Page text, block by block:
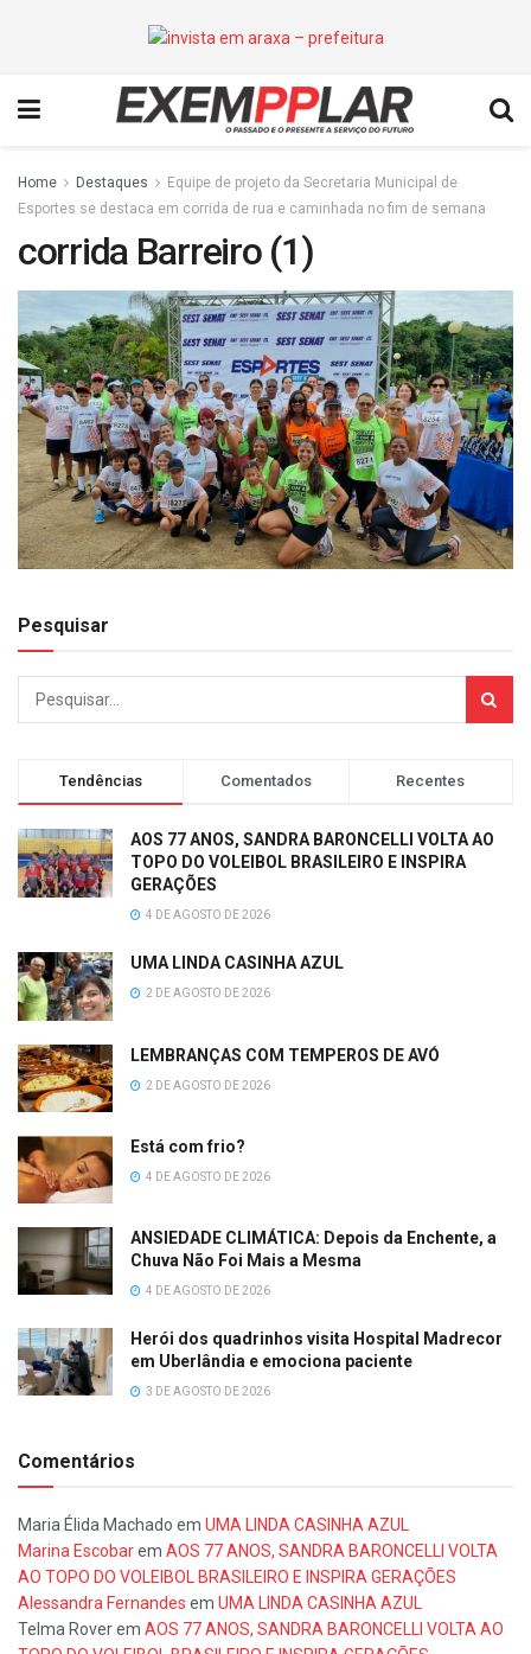
Home Destaques
Equipe de projeto da Secretaria Municipal de
Esportes se destaca em corrida de rua e caminhada no fim de semana
corrida Barreiro (1)
Pesquisar
Tendências Comentados Recentes
AOS 77 ANOS, SANDRA BARONCELLI VOLTA AO
TOPO DO VOLEIBOL BRASILEIRO E INSPIRA
GERAÇÕES
4 DE AGOSTO DE 2026
UMA LINDA CASINHA AZUL
2 DE AGOSTO DE 2026
LEMBRANÇAS COM TEMPEROS DE AVÓ
2 DE AGOSTO DE 2026
Está com frio?
4 DE AGOSTO DE 2026
ANSIEDADE CLIMÁTICA: Depois da Enchente, a
Chuva Não Foi Mais a Mesma
4 DE AGOSTO DE 2026
Herói dos quadrinhos visita Hospital Madrecor
em Uberlândia e emociona paciente
3 DE AGOSTO DE 2026
Comentários
Maria Élida Machado em UMA LINDA CASINHA AZUL
Marina Escobarem AOS 77 ANOS, SANDRA BARONCELLI VOLTA
AO TOPO DO VOLEIBOL BRASILEIRO E INSPIRA GERAÇÕES
Alessandra Fernandes em UMA LINDA CASINHA AZUL
Telma Roverem AOS 77 ANOS, SANDRA BARONCELLI VOLTA AO